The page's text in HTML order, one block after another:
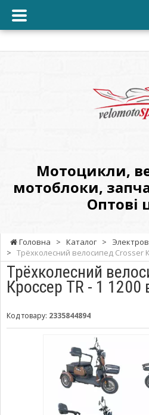
Оптові
ціни.
Мотоцикли,
мотоблоки,
Оптові
Головна > Каталог >
> Трёхколесний велосипед Crosser
Трёхколесний
Кроссер TR - 1 1200
Код товару: 2335844894